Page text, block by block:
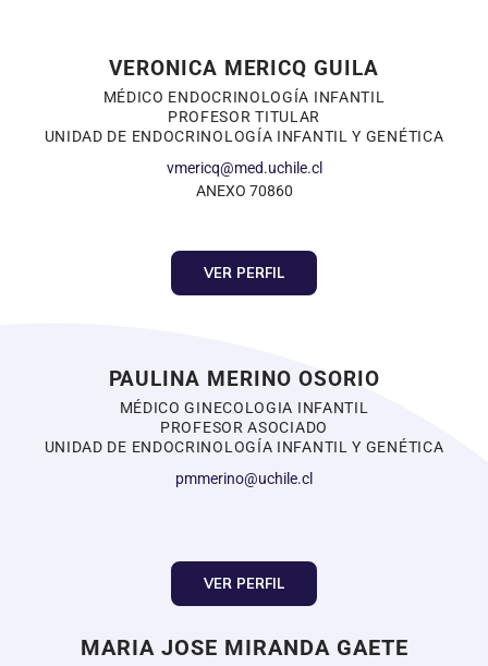
VERONICA MERICQ GUILA
MÉDICO ENDOCRINOLOGÍA INFANTIL
PROFESOR TITULAR
UNIDAD DE ENDOCRINOLOGÍA INFANTIL Y GENÉTICA
vmericq@med.uchile.cl
ANEXO 70860
VER PERFIL
PAULINA MERINO OSORIO
MÉDICO GINECOLOGIA INFANTIL
PROFESOR ASOCIADO
UNIDAD DE ENDOCRINOLOGÍA INFANTIL Y GENÉTICA
pmmerino@uchile.cl
VER PERFIL
MARIA JOSE MIRANDA GAETE